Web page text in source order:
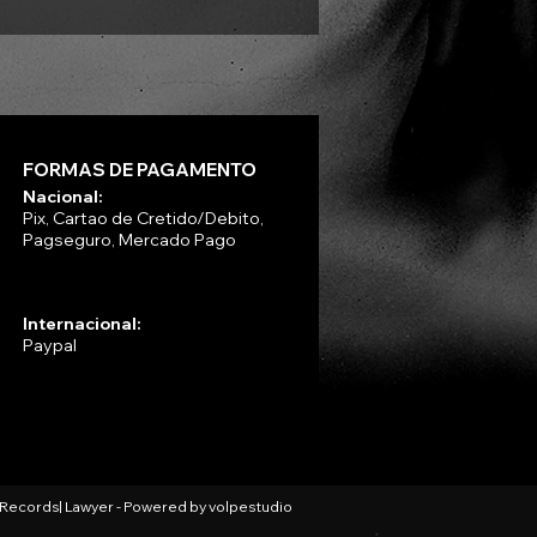
FORMAS DE PAGAMENTO
Nacional:
Pix, Cartao de Cretido/Debito,
Pagseguro, Mercado Pago
Internacional:
Paypal
Lawyer - Powered byvolpestudio